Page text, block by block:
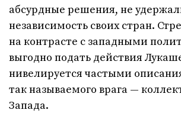
абсурдные решения, не
независимость своих стран.
на контрасте с западными
выгодно подать действия
нивелируется частыми
так называемого врага —
Запада.